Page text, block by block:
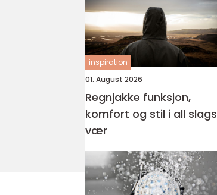
inspiration
01. August 2026
Regnjakke funksjon,
komfort og stil i all slags
vær